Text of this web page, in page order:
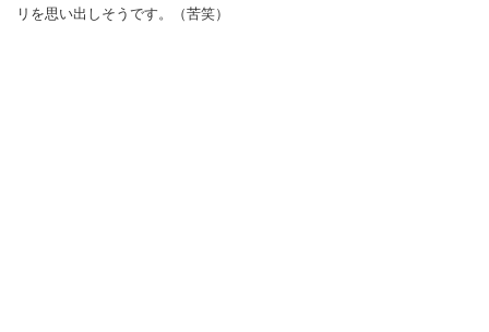
リを思い出しそうです。（苦笑）